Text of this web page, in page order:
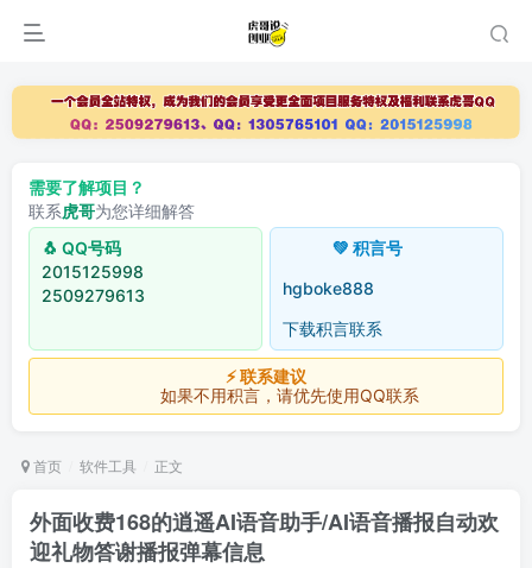
需要了解项目？
联系虎哥为您详细解答
🐧 QQ号码
2015125998
2509279613
💚 积言号
hgboke888
下载积言联系
⚡ 联系建议
如果不用积言，请优先使用QQ联系
首页 软件工具 正文
外面收费168的逍遥AI语音助手/AI语音播报自动欢
迎礼物答谢播报弹幕信息